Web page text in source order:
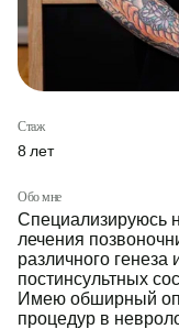
Стаж
8 лет
Обо мне
Специализируюсь
лечения
различного генеза
постинсультных
Имею обширный
процедур в